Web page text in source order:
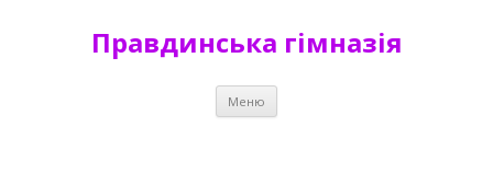
Правдинська гімназія
Меню